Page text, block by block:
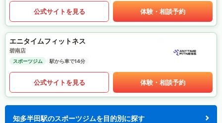
公式サイトを見る 体験・相談予約
エニタイムフィットネス
碧南店
スポーツジム 駅から車で14分
公式サイトを見る 体験・相談予約
知多半田駅のスポーツジムを目的別に探す